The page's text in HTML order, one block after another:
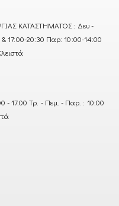
ΚΑΤΑΣΤΗΜΑΤΟΣ : Δευ -
17:00-20:30 Παρ: 10:00-14:00
- 17:00 Τρ. - Πεμ. - Παρ. : 10:00